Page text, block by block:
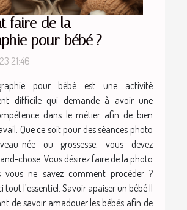
faire de la
pour bébé ?
21:46
pour bébé est une activité
difficile qui demande à avoir une
dans le métier afin de bien
Que ce soit pour des séances photo
née ou grossesse, vous devez
chose. Vous désirez faire de la photo
vous ne savez comment procéder ?
tout l’essentiel. Savoir apaiser un bébé Il
de savoir amadouer les bébés afin de